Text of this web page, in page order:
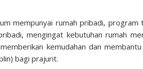
mempunyai rumah pribadi,
mengingat kebutuhan rumah
kemudahan dan
bagi prajurit.